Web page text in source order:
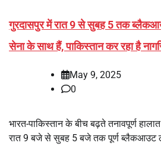
गुरदासपुर में रात 9 से सुबह 5 तक
सेना के साथ हैं, पाकिस्तान कर रहा है
May 9, 2025
0
भारत-पाकिस्तान के बीच बढ़ते तनावपूर्ण
रात 9 बजे से सुबह 5 बजे तक पूर्ण ब्लैकआउट